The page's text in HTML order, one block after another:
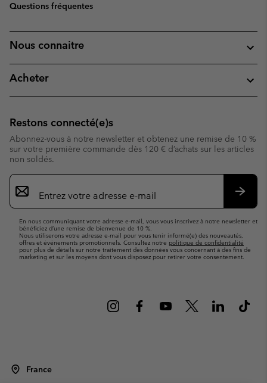
Questions fréquentes
Nous connaitre
Acheter
Restons connecté(e)s
Abonnez-vous à notre newsletter et obtenez une remise de 10 %
sur votre première commande dès 120 € d’achats sur les articles
non soldés.
Inscription
par
e-
En nous communiquant votre adresse e-mail, vous vous inscrivez à notre newsletter et
bénéficiez d’une remise de bienvenue de 10 %.
Nous utiliserons votre adresse e-mail pour vous tenir informé(e) des nouveautés,
offres et événements promotionnels. Consultez notre politique de confidentialité
pour plus de détails sur notre traitement des données vous concernant à des fins de
marketing et sur les moyens dont vous disposez pour retirer votre consentement.
France